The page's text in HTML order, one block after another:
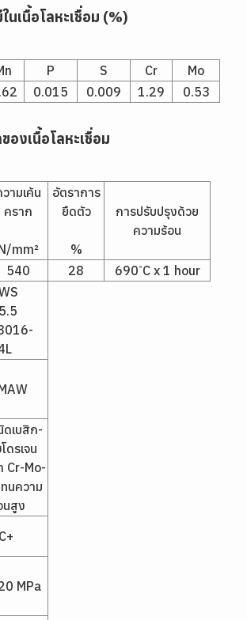
นเนื้อโลหะเชื่อม (%)
P S Cr
Mo
0.015 0.009 1.29 0.53
งเนื้อโลหะเชื่อม
ามเค้น
คราก
mm²
อัตราการ
ยืดตัว
%
การปรับปรุงด้วย
ความร้อน
540 28 690 ํC x 1 hour
ดเบสิก-
ดรเจน
Cr-Mo-
นความ
นสูง
MPa